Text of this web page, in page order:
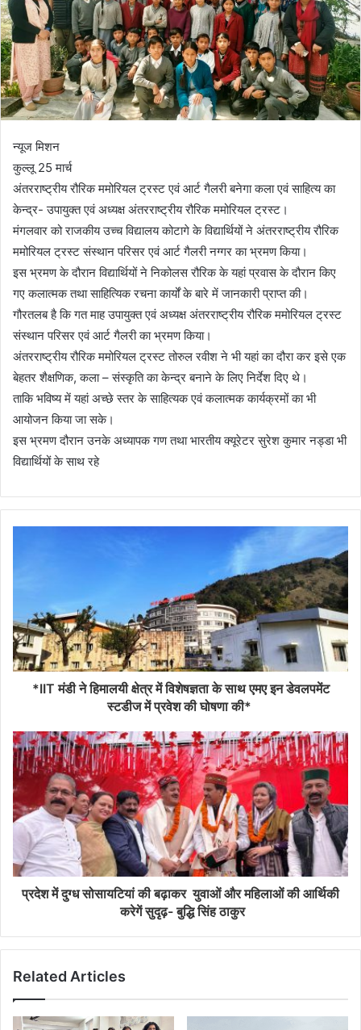
न्यूज मिशन
कुल्लू 25 मार्च
अंतरराष्ट्रीय रौरिक ममोरियल ट्रस्ट एवं आर्ट गैलरी बनेगा कला एवं साहित्य का
केन्द्र- उपायुक्त एवं अध्यक्ष अंतरराष्ट्रीय रौरिक ममोरियल ट्रस्ट।
मंगलवार को राजकीय उच्च विद्यालय कोटागे के विद्यार्थियों ने अंतरराष्ट्रीय रौरिक
ममोरियल ट्रस्ट संस्थान परिसर एवं आर्ट गैलरी नग्गर का भ्रमण किया।
इस भ्रमण के दौरान विद्यार्थियों ने निकोलस रौरिक के यहां प्रवास के दौरान किए
गए कलात्मक तथा साहित्यिक रचना कार्यों के बारे में जानकारी प्राप्त की।
गौरतलब है कि गत माह उपायुक्त एवं अध्यक्ष अंतरराष्ट्रीय रौरिक ममोरियल ट्रस्ट
संस्थान परिसर एवं आर्ट गैलरी का भ्रमण किया।
अंतरराष्ट्रीय रौरिक ममोरियल ट्रस्ट तोरुल रवीश ने भी यहां का दौरा कर इसे एक
बेहतर शैक्षणिक, कला – संस्कृति का केन्द्र बनाने के लिए निर्देश दिए थे।
ताकि भविष्य में यहां अच्छे स्तर के साहित्यक एवं कलात्मक कार्यक्रमों का भी
आयोजन किया जा सके।
इस भ्रमण दौरान उनके अध्यापक गण तथा भारतीय क्यूरेटर सुरेश कुमार नड्डा भी
विद्यार्थियों के साथ रहे
*IIT मंडी ने हिमालयी क्षेत्र में विशेषज्ञता के साथ एमए इन डेवलपमेंट
स्टडीज में प्रवेश की घोषणा की*
प्रदेश में दुग्ध सोसायटियां की बढ़ाकर युवाओं और महिलाओं की आर्थिकी
करेगें सुदृढ़- बुद्धि सिंह ठाकुर
Related Articles